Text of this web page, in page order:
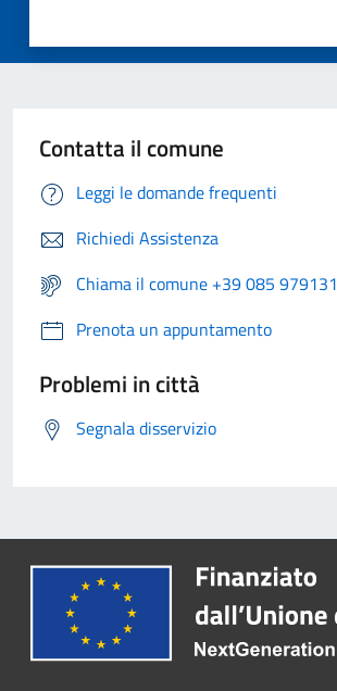
Contatta il comune
Leggi le domande frequenti
Richiedi Assistenza
Chiama il comune +39 085 979131
Prenota un appuntamento
Problemi in città
Segnala disservizio